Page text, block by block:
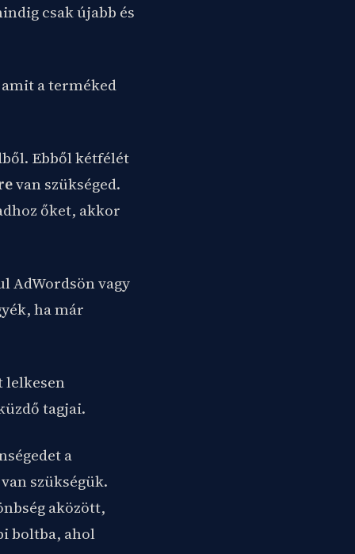
csak újabb és
a terméked
Ebből kétfélét
van szükséged.
őket, akkor
AdWordsön vagy
ha már
lelkesen
tagjai.
a
szükségük.
aközött,
boltba, ahol